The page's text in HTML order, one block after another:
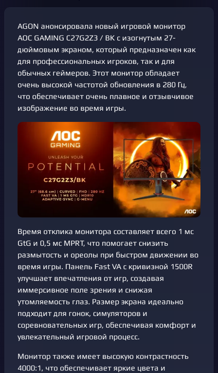
AGON анонсировала новый игровой монитор
AOC GAMING C27G2Z3 / BK с изогнутым 27-
дюймовым экраном, который предназначен как
для профессиональных игроков, так и для
обычных геймеров. Этот монитор обладает
очень высокой частотой обновления в 280 Гц,
что обеспечивает очень плавное и отзывчивое
изображение во время игры.
Время отклика монитора составляет всего 1 мс
GtG и 0,5 мс MPRT, что помогает снизить
размытость и ореолы при быстром движении во
время игры. Панель Fast VA с кривизной 1500R
улучшает впечатления от игр, создавая
иммерсивное поле зрения и снижая
утомляемость глаз. Размер экрана идеально
подходит для гонок, симуляторов и
соревновательных игр, обеспечивая комфорт и
увлекательный игровой процесс.
Монитор также имеет высокую контрастность
4000:1, что обеспечивает яркие цвета и